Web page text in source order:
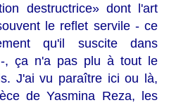
destructrice» dont l'art
le reflet servile - ce
qu'il suscite dans
, ça n'a pas plu à tout le
J'ai vu paraître ici ou là,
de Yasmina Reza, les